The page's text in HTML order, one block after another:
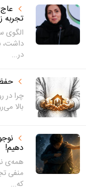
تجربه
الگوی
داشت،
در...
چرا در
بالا
دهیم!
همه‌ی
منفی
که...